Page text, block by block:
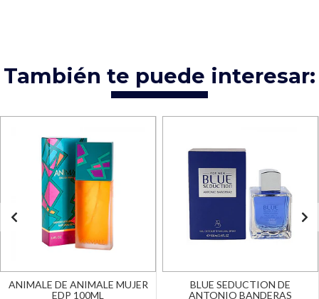
También te puede interesar:
ANIMALE DE ANIMALE MUJER
EDP 100ML
BLUE SEDUCTION DE
ANTONIO BANDERAS